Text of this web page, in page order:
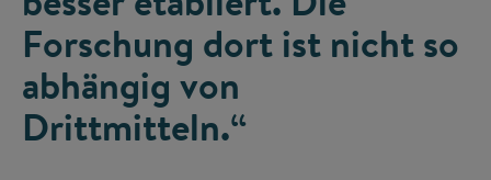
Forschung dort ist nicht so
abhängig von
Drittmitteln.“